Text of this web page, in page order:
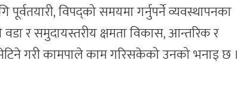
विपद्को समयमा गर्नुपर्ने व्यवस्थापनका
वडा र समुदायस्तरीय क्षमता विकास, आन्तरिक र
गरी कामपाले काम गरिसकेको उनको भनाइ छ ।